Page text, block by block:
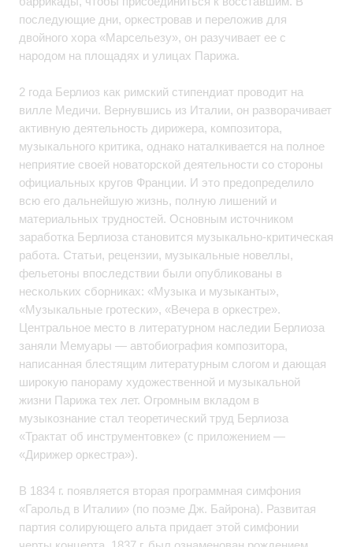
последующие дни, оркестровав и переложив для
двойного хора «Марсельезу», он разучивает ее с
народом на площадях и улицах Парижа.
2 года Берлиоз как римский стипендиат проводит на
вилле Медичи. Вернувшись из Италии, он разворачивает
активную деятельность дирижера, композитора,
музыкального критика, однако наталкивается на полное
неприятие своей новаторской деятельности со стороны
официальных кругов Франции. И это предопределило
всю его дальнейшую жизнь, полную лишений и
материальных трудностей. Основным источником
заработка Берлиоза становится музыкально-критическая
работа. Статьи, рецензии, музыкальные новеллы,
фельетоны впоследствии были опубликованы в
нескольких сборниках: «Музыка и музыканты»,
«Музыкальные гротески», «Вечера в оркестре».
Центральное место в литературном наследии Берлиоза
заняли Мемуары — автобиография композитора,
написанная блестящим литературным слогом и дающая
широкую панораму художественной и музыкальной
жизни Парижа тех лет. Огромным вкладом в
музыкознание стал теоретический труд Берлиоза
«Трактат об инструментовке» (с приложением —
«Дирижер оркестра»).
В 1834 г. появляется вторая программная симфония
«Гарольд в Италии» (по поэме Дж. Байрона). Развитая
партия солирующего альта придает этой симфонии